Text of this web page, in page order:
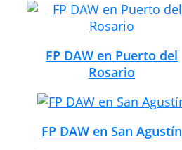
FP DAW en Puerto del
Rosario
FP DAW en San Agustín